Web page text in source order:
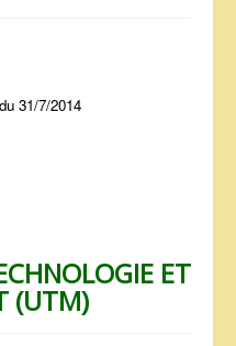
31/7/2014
ET
(UTM)